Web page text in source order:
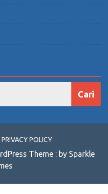
PRIVACY POLICY
Theme : by Sparkle